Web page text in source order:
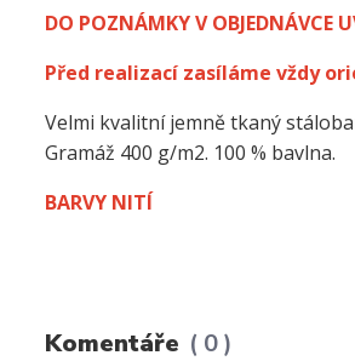
DO POZNÁMKY V OBJEDNÁVCE
Před realizací zasíláme vždy
Velmi kvalitní jemně tkaný
Gramáž 400 g/m2. 100 % bavlna.
BARVY NITÍ
Komentáře 0